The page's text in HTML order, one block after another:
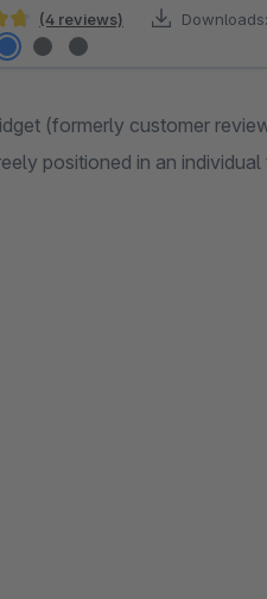
of 5 stars
(4 reviews) Downloads:
(formerly customer
positioned in an individual